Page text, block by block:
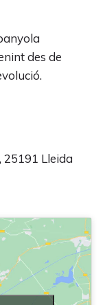
des de
Lleida